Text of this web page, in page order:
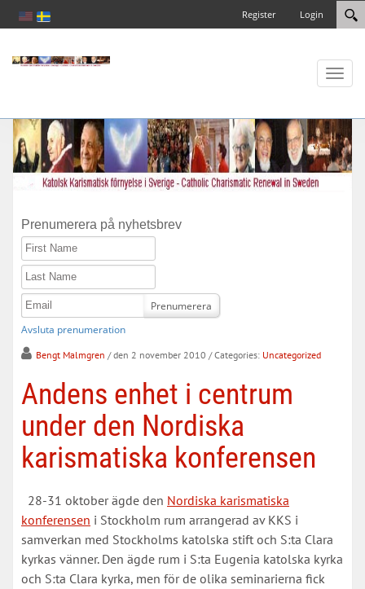
Login
Register
Toggle
Prenumerera på nyhetsbrev
First Name
Last Name
Email
Prenumerera
Avsluta prenumeration
Bengt Malmgren / den 2 november 2010 / Categories: Uncategorized
Andens enhet i centrum
under den Nordiska
karismatiska konferensen
28-31 oktober ägde den Nordiska karismatiska
konferensen i Stockholm rum arrangerad av KKS i
samverkan med Stockholms katolska stift och S:ta Clara
kyrkas vänner. Den ägde rum i S:ta Eugenia katolska kyrka
och S:ta Clara kyrka, men för de olika seminarierna fick